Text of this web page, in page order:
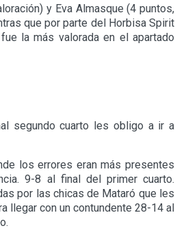
y Eva Almasque (4 puntos,
que por parte del Horbisa Spirit
la más valorada en el apartado
segundo cuarto les obligo a ir a
los errores eran más presentes
9-8 al final del primer cuarto.
por las chicas de Mataró que les
llegar con un contundente 28-14 al